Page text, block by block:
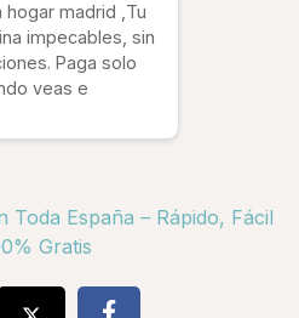
hogar madrid ,Tu
impecables, sin
Paga solo
veas e
Toda España – Rápido, Fácil
Gratis